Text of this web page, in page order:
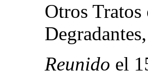
Otros Tratos
Degradantes,
Reunido el